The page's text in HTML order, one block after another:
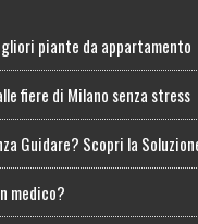
piante da appartamento
fiere di Milano senza stress
Guidare? Scopri la
medico?